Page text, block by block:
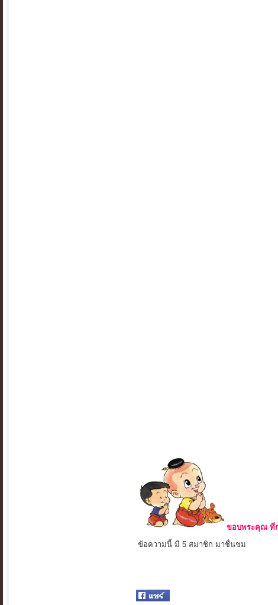
ขอบพระคุณ ที่
ข้อความนี้ มี 5 สมาชิก มาชื่นชม